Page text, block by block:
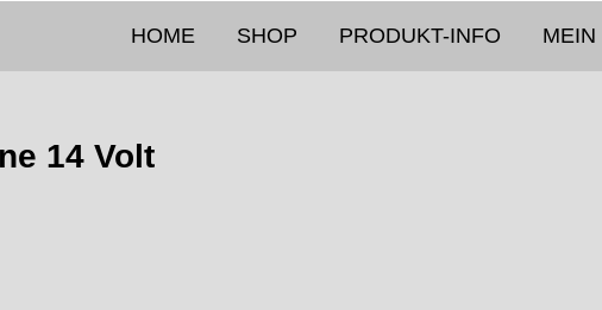
HOME SHOP PRODUKT-INFO MEIN
14 Volt